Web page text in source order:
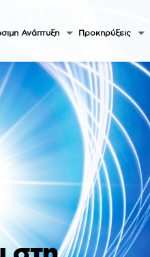
Ανάπτυξη Προκηρύξεις